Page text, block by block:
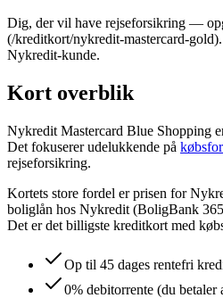
Dig, der vil have rejseforsikring —
(/kreditkort/nykredit-mastercard-
Nykredit-kunde.
Kort overblik
Nykredit Mastercard Blue Shopping
Det fokuserer udelukkende på
rejseforsikring.
Kortets store fordel er prisen for
boliglån hos Nykredit (BoligBank
Det er det billigste kreditkort med
Op til 45 dages rentefri
0% debitorrente (du